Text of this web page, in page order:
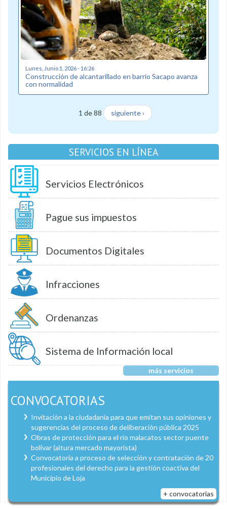
Lunes, Junio 1, 2026 - 16:26
Construcción de alcantarillado en barrio Sacapo avanza
con normalidad
1 de 88 siguiente ›
SERVICIOS EN LÍNEA
Servicios Electrónicos
Pague sus impuestos
Documentos Digitales
Infracciones
Ordenanzas
Sistema de Información local
más servicios
CONVOCATORIAS
Invitación a la ciudadanía para que emitan sus opiniones y
sugerencias del proceso de deliberación pública 2025
Obras de protección para el río malacatos sector puente
bolívar (altura mercado mayorista)
Convocatoria a proceso de selección y contratación de 20
profesionales del derecho para la gestión coactiva del
Municipio de Loja
+ convocatorias